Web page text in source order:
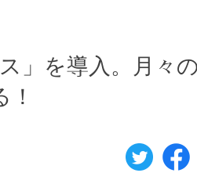
」を導入。月々